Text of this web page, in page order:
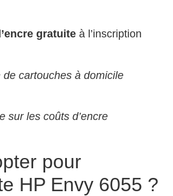
gratuite à l’inscription
de cartouches à domicile
sur les coûts d’encre
pour
HP Envy 6055 ?